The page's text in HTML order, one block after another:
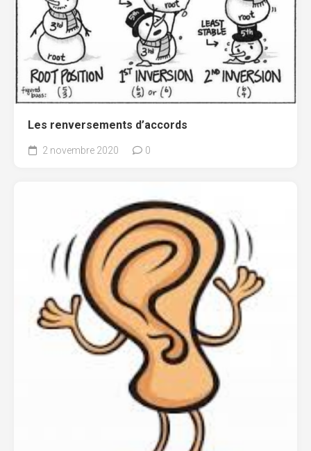
Les renversements d’accords
2 novembre 2020 0